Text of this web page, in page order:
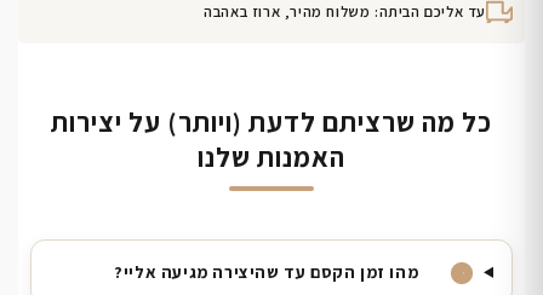
עד אליכם הביתה: משלוח מהיר, ארוז באהבה
כל מה שרציתם לדעת (ויותר) על יצירות
האמנות שלנו
מהו זמן הקסם עד שהיצירה מגיעה אליי?